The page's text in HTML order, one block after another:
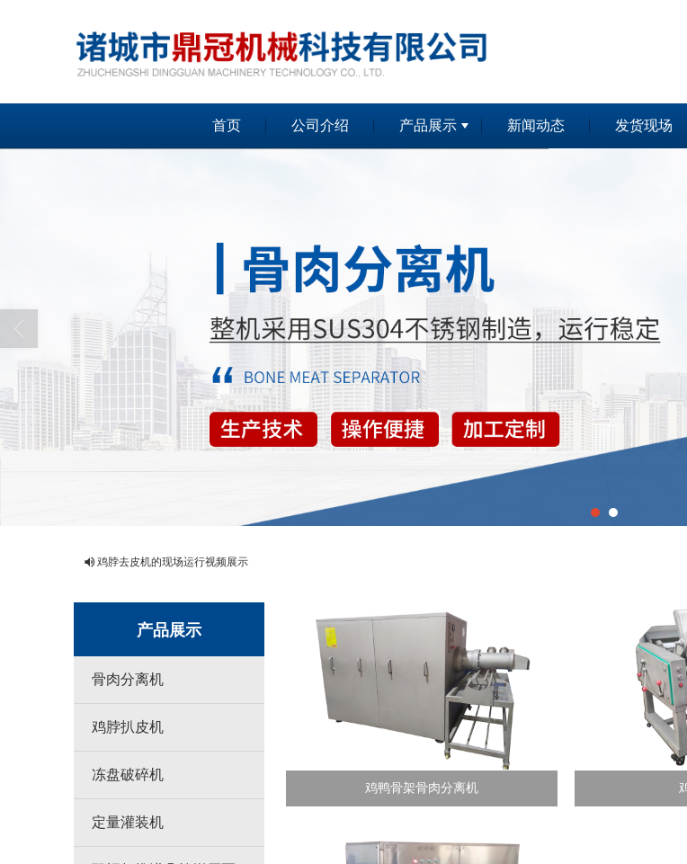
首页 公司介绍 产品展示 新闻动态 发货现场
鸡脖去皮机的现场运行视频展示
产品展示
骨肉分离机
鸡脖扒皮机
冻盘破碎机
定量灌装机
鸡鸭骨架骨肉分离机